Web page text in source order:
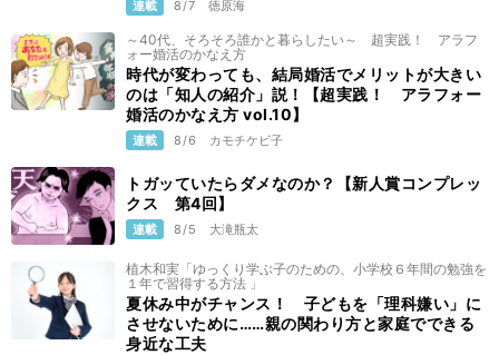
連載 8/7 徳原海
～40代、そろそろ誰かと暮らしたい～ 超実践！ アラフ
ォー婚活のかなえ方
時代が変わっても、結局婚活でメリットが大きい
のは「知人の紹介」説！【超実践！ アラフォー
婚活のかなえ方 vol.10】
連載 8/6 カモチケビ子
トガッていたらダメなのか？【新人賞コンプレッ
クス 第4回】
連載 8/5 大滝瓶太
植木和実「ゆっくり学ぶ子のための、小学校６年間の勉強を
１年で習得する方法 」
夏休み中がチャンス！ 子どもを「理科嫌い」に
させないために……親の関わり方と家庭でできる
身近な工夫